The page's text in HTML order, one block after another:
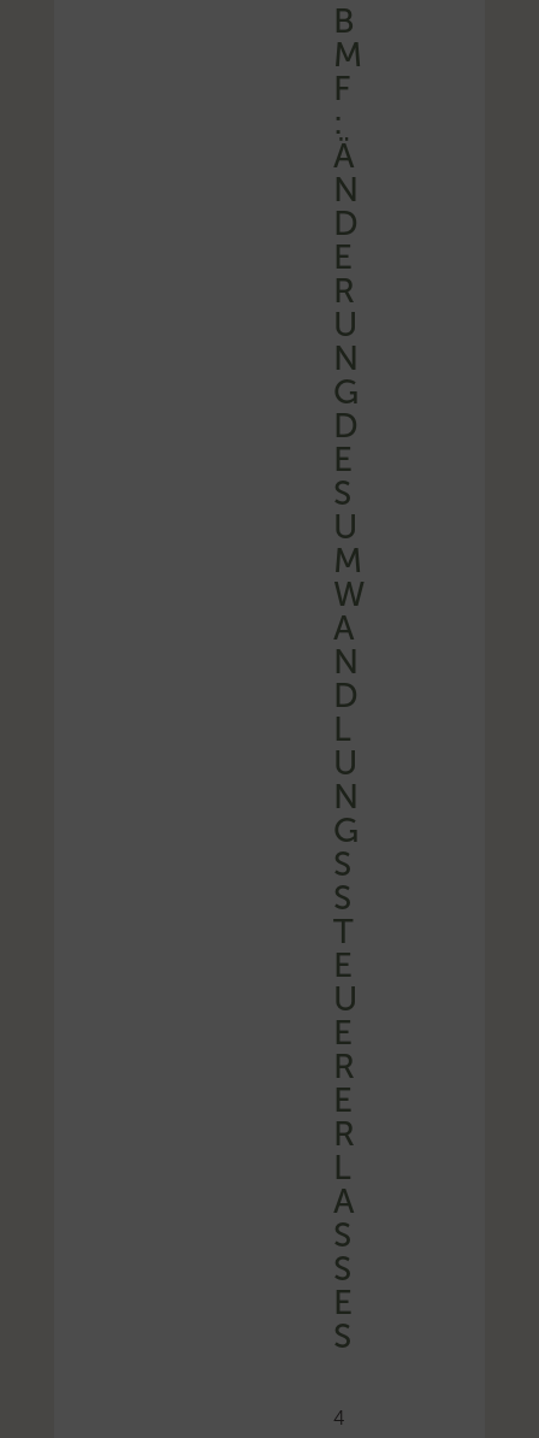
B
M
F
:
Ä
N
D
E
R
U
N
G
D
E
S
U
M
W
A
N
D
L
U
N
G
S
S
T
E
U
E
R
E
R
L
A
S
S
E
S
4